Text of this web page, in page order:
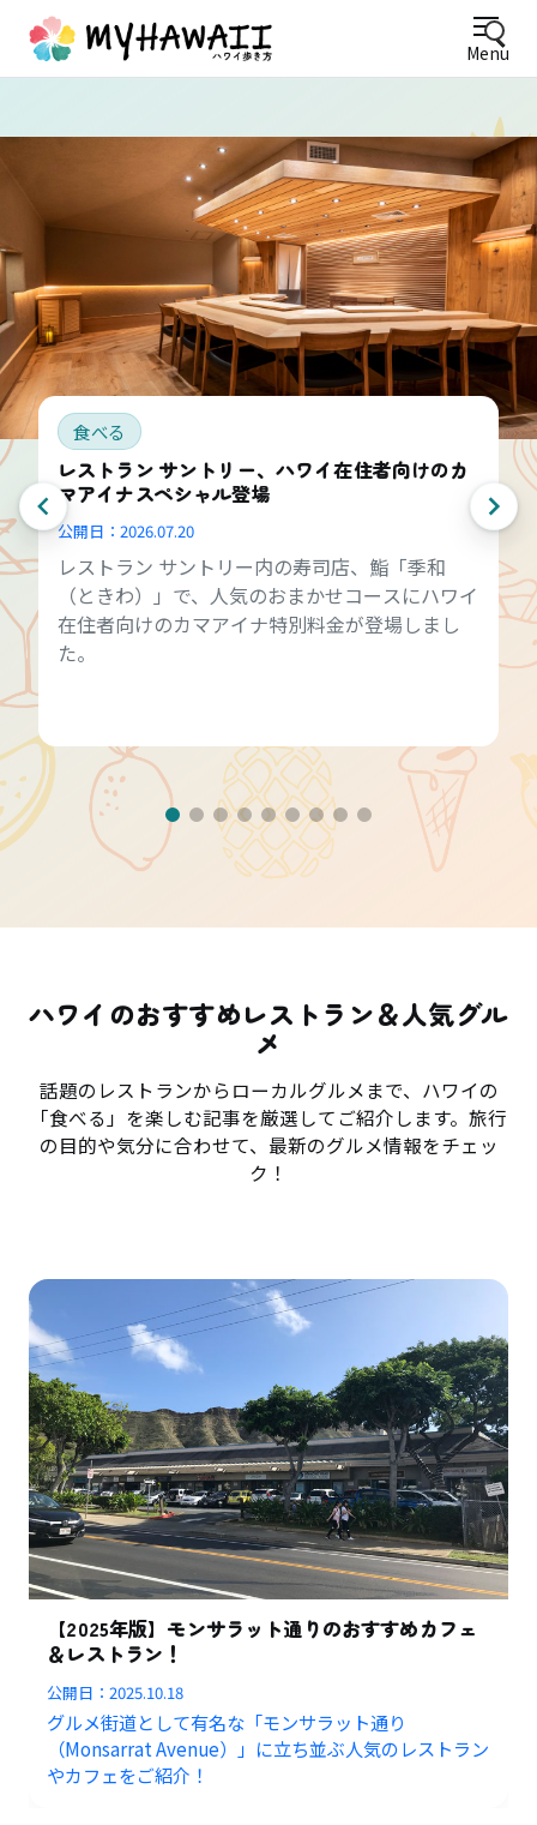
Menu
食べる
レストラン サントリー、ハワイ在住者向けのカ
マアイナスペシャル登場
公開日： 2026.07.20
レストラン サントリー内の寿司店、鮨「季和
（ときわ）」で、人気のおまかせコースにハワイ
在住者向けのカマアイナ特別料金が登場しまし
た。
ハワイのおすすめレストラン＆人気グル
メ
話題のレストランからローカルグルメまで、ハワイの
「食べる」を楽しむ記事を厳選してご紹介します。旅行
の目的や気分に合わせて、最新のグルメ情報をチェッ
ク！
【2025年版】モンサラット通りのおすすめカフェ
＆レストラン！
公開日：2025.10.18
グルメ街道として有名な「モンサラット通り
（Monsarrat Avenue）」に立ち並ぶ人気のレストラン
やカフェをご紹介！